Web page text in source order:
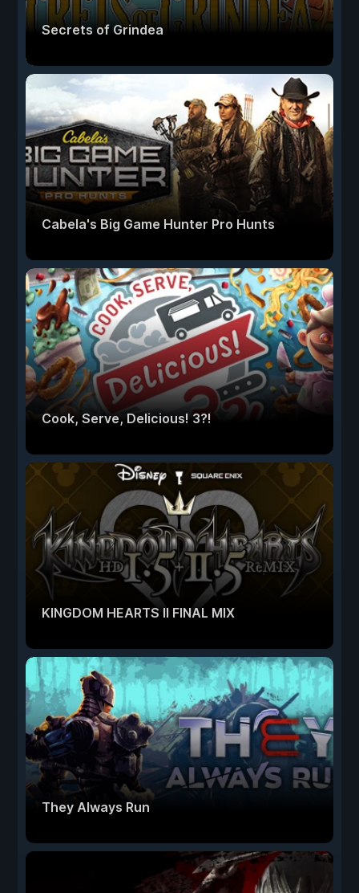
Secrets of Grindea
Cabela's Big Game Hunter Pro Hunts
Cook, Serve, Delicious! 3?!
KINGDOM HEARTS II FINAL MIX
They Always Run